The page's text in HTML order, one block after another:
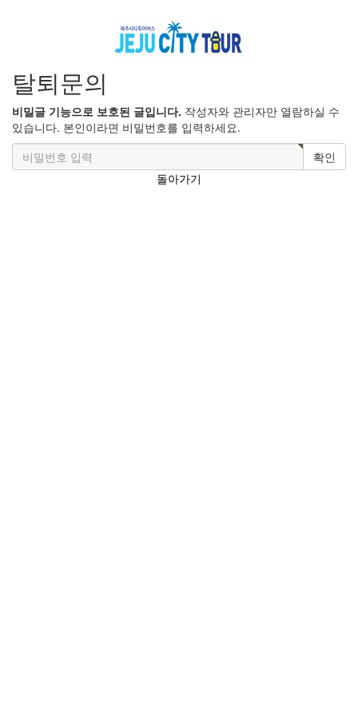
탈퇴문의
비밀글 기능으로 보호된 글입니다. 작성자와 관리자만 열람하실 수
있습니다. 본인이라면 비밀번호를 입력하세요.
확인
돌아가기